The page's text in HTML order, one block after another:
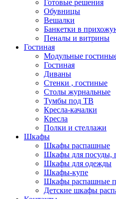
Готовые решения
Обувницы
Вешалки
Банкетки в
Пеналы и витрины
Гостиная
Модульные
Гостиная
Диваны
Стенки , гостиные
Столы журнальные
Тумбы под ТВ
Кресла-качалки
Кресла
Полки и стеллажи
Шкафы
Шкафы распашные
Шкафы для посуды,
Шкафы для одежды
Шкафы-купе
Шкафы распашные
Детские шкафы